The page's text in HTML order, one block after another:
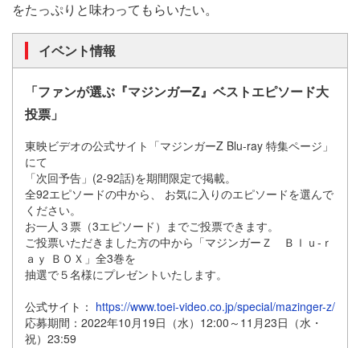
をたっぷりと味わってもらいたい。
イベント情報
「ファンが選ぶ『マジンガーZ』ベストエピソード大
投票」
東映ビデオの公式サイト「マジンガーZ Blu-ray 特集ページ」
にて
「次回予告」(2-92話)を期間限定で掲載。
全92エピソードの中から、 お気に入りのエピソードを選んで
ください。
お一人３票（3エピソード）までご投票できます。
ご投票いただきました方の中から「マジンガーＺ Ｂｌｕ‐ｒ
ａｙ ＢＯＸ」全3巻を
抽選で５名様にプレゼントいたします。
公式サイト： https://www.toei-video.co.jp/special/mazinger-z/
応募期間：2022年10月19日（水）12:00～11月23日（水・
祝）23:59